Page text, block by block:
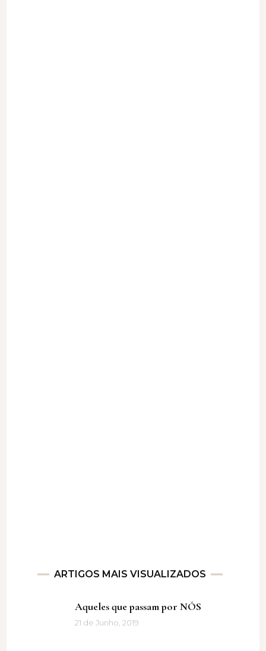
ARTIGOS MAIS VISUALIZADOS
Aqueles que passam por NÓS
21 de Junho, 2019